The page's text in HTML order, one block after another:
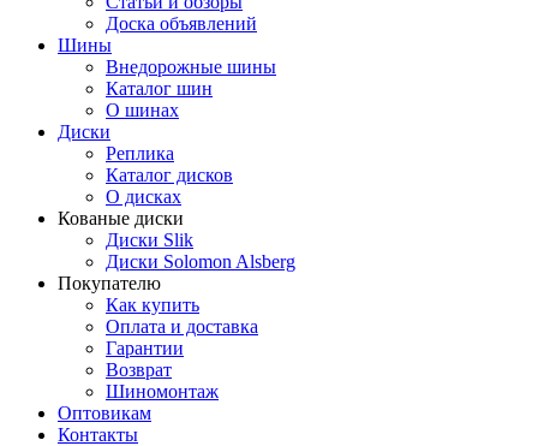
Доска объявлений
Шины
Внедорожные шины
Каталог шин
О шинах
Диски
Реплика
Каталог дисков
О дисках
Кованые диски
Диски Slik
Диски Solomon Alsberg
Покупателю
Как купить
Оплата и доставка
Гарантии
Возврат
Шиномонтаж
Оптовикам
Контакты